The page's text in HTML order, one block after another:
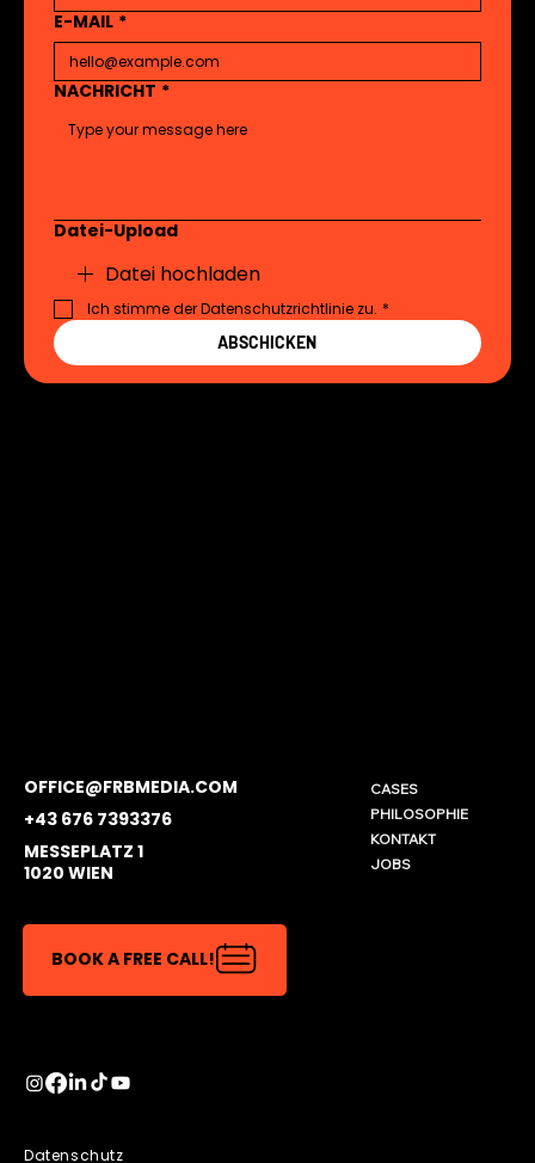
OFFICE@FRBMEDIA.COM
+43 676 7393376
MESSEPLATZ 1
1020 WIEN
BOOK A FREE CALL!
CASES
PHILOSOPHIE
KONTAKT
JOBS
E-MAIL *
NACHRICHT *
Datei-Upload
Datei hochladen
Ich stimme der Datenschutzrichtlinie zu. *
ABSCHICKEN
Datenschutz